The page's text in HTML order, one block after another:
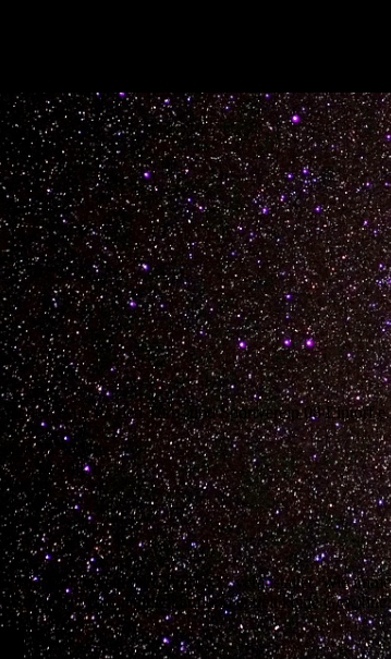
Revue für den Turn- und Sportverein 08 Lintorf
um 15.30 Uhr
um 14:30 Uhr
und Sportverein 08 Lintorf e.V. veranstaltet. Wie
Revue tritt ehrenamtlich auf und erzielt keine